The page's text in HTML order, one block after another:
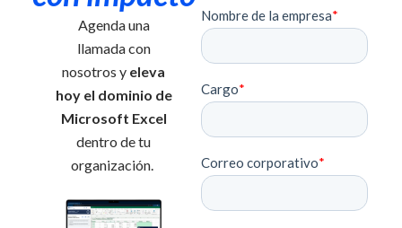
Agenda una
llamada con
nosotros y eleva
hoy el dominio de
Microsoft Excel
dentro de tu
organización.